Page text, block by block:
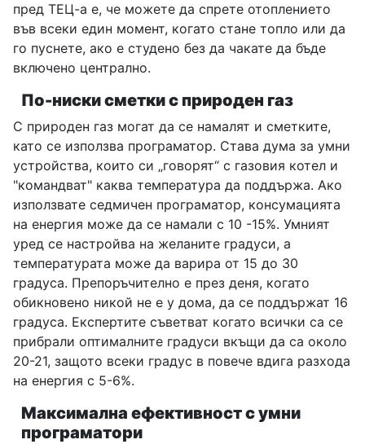
пред ТЕЦ-а е, че можете да спрете отоплението
във всеки един момент, когато стане топло или да
го пуснете, ако е студено без да чакате да бъде
включено централно.
По-ниски сметки с природен газ
С природен газ могат да се намалят и сметките,
като се използва програматор. Става дума за умни
устройства, които си „говорят“ с газовия котел и
"командват" каква температура да поддържа. Ако
използвате седмичен програматор, консумацията
на енергия може да се намали с 10 -15%. Умният
уред се настройва на желаните градуси, а
температурата може да варира от 15 до 30
градуса. Препоръчително е през деня, когато
обикновено никой не е у дома, да се поддържат 16
градуса. Експертите съветват когато всички са се
прибрали оптималните градуси вкъщи да са около
20-21, защото всеки градус в повече вдига разхода
на енергия с 5-6%.
Максимална ефективност с умни
програматори